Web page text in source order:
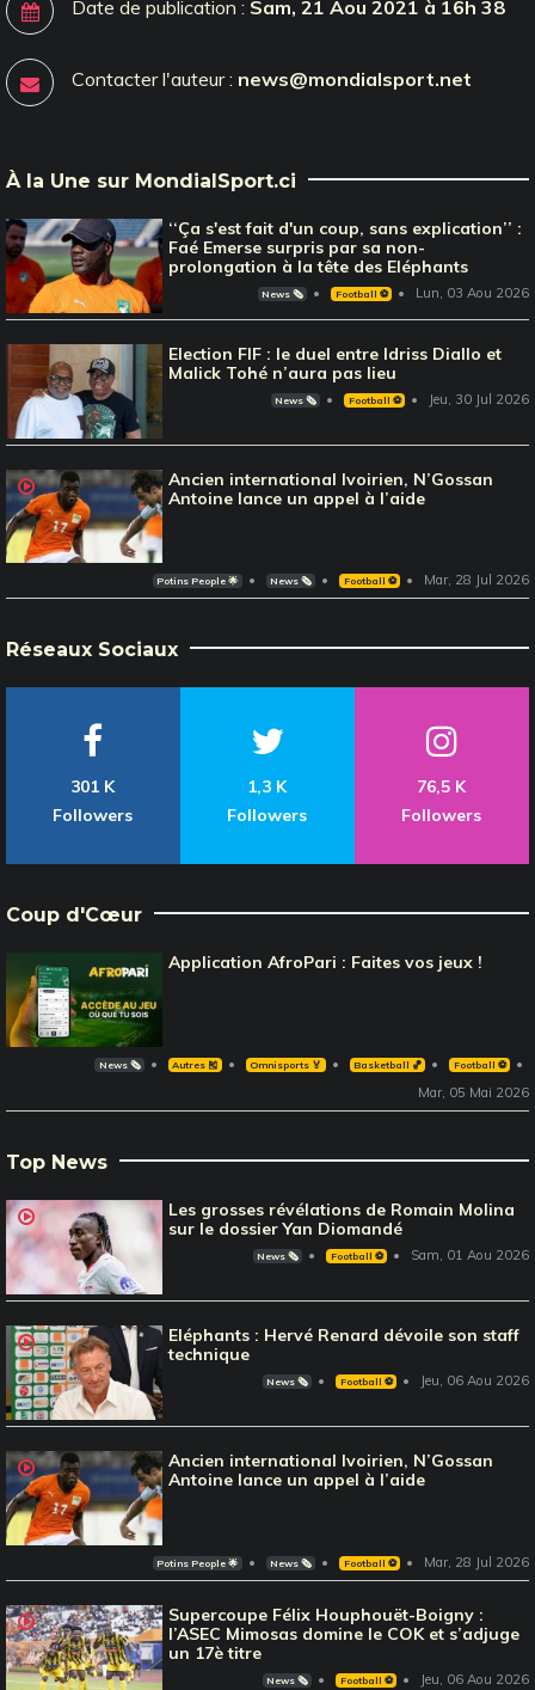
Date de publication : Sam, 21 Aou 2021 à 16h 38
Contacter l'auteur : news@mondialsport.net
À la Une sur MondialSport.ci
‘‘Ça s'est fait d'un coup, sans explication’’ :
Faé Emerse surpris par sa non-
prolongation à la tête des Eléphants
News 🗞️ Football ⚽️ Lun, 03 Aou 2026
Election FIF : le duel entre Idriss Diallo et
Malick Tohé n’aura pas lieu
News 🗞️ Football ⚽️ Jeu, 30 Jul 2026
Ancien international Ivoirien, N’Gossan
Antoine lance un appel à l’aide
Potins People 🌟 News 🗞️ Football ⚽️ Mar, 28 Jul 2026
Réseaux Sociaux
301 K
Followers
1,3 K
Followers
76,5 K
Followers
Coup d'Cœur
Application AfroPari : Faites vos jeux !
News 🗞️ Autres 🎽 Omnisports 🏅 Basketball 🏀 Football ⚽️
Mar, 05 Mai 2026
Top News
Les grosses révélations de Romain Molina
sur le dossier Yan Diomandé
News 🗞️ Football ⚽️ Sam, 01 Aou 2026
Eléphants : Hervé Renard dévoile son staff
technique
News 🗞️ Football ⚽️ Jeu, 06 Aou 2026
Ancien international Ivoirien, N’Gossan
Antoine lance un appel à l’aide
Potins People 🌟 News 🗞️ Football ⚽️ Mar, 28 Jul 2026
Supercoupe Félix Houphouët-Boigny :
l’ASEC Mimosas domine le COK et s’adjuge
un 17è titre
News 🗞️ Football ⚽️ Jeu, 06 Aou 2026